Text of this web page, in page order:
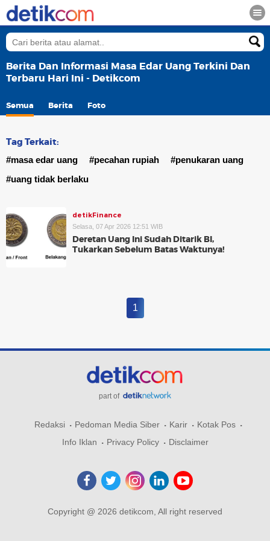
Berita Dan Informasi Masa Edar Uang Terkini Dan
Terbaru Hari Ini - Detikcom
Semua Berita Foto
Tag Terkait:
#masa edar uang #pecahan rupiah
#penukaran uang
#uang tidak berlaku
detikFinance
Selasa, 07 Apr 2026 12:51 WIB
Deretan Uang Ini Sudah Ditarik BI,
Tukarkan Sebelum Batas Waktunya!
1
part of
Redaksi Pedoman Media Siber Karir
Kotak Pos
Info Iklan
Privacy Policy Disclaimer
Copyright @ 2026 detikcom, All right reserved